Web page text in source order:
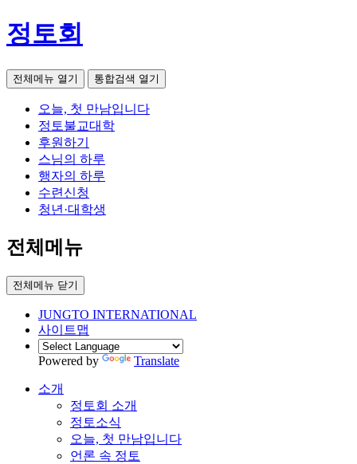
정토회
전체메뉴 열기 통합검색 열기
오늘, 첫 만남입니다
정토불교대학
후원하기
스님의 하루
행자의 하루
수련신청
청년·대학생
전체메뉴
전체메뉴 닫기
JUNGTO INTERNATIONAL
사이트맵
Powered by Translate
소개
정토회 소개
정토소식
오늘, 첫 만남입니다
언론 속 정토